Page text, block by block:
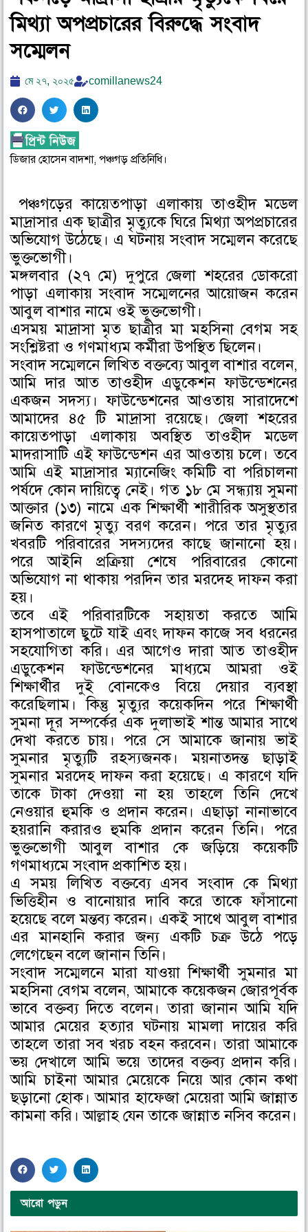
মিথ্যা অপপ্রচারের বিরুদ্ধে সংবাদ
সম্মেলন
মে ২৭, ২০২৫ comillanews24
S
h
a
r
n
f
a
c
e
b
o
o
S
h
a
r
n
t
w
i
t
S
h
r
n
i
k
ডিজার হোসেন বাদশা, পঞ্চগড় প্রতিনিধি।
পঞ্চগড়ের কায়েতপাড়া এলাকায় তাওহীদ মডেল
মাদ্রাসার এক ছাত্রীর মৃত্যুকে ঘিরে মিথ্যা অপপ্রচারের
অভিযোগ উঠেছে। এ ঘটনায় সংবাদ সম্মেলন করেছে
ভুক্তভোগী।
মঙ্গলবার (২৭ মে) দুপুরে জেলা শহরের ডোকরো
পাড়া এলাকায় সংবাদ সম্মেলনের আয়োজন করেন
আবুল বাশার নামে ওই ভূক্তভোগী।
এসময় মাদ্রাসা মৃত ছাত্রীর মা মহসিনা বেগম সহ
সংশ্লিষ্টরা ও গণমাধ্যম কর্মীরা উপস্থিত ছিলেন।
সংবাদ সম্মেলনে লিখিত বক্তব্যে আবুল বাশার বলেন,
আমি দার আত তাওহীদ এডুকেশন ফাউন্ডেশনের
একজন সদস্য। ফাউন্ডেশনের আওতায় সারাদেশে
আমাদের ৪৫ টি মাদ্রাসা রয়েছে। জেলা শহরের
কায়েতপাড়া এলাকায় অবস্থিত তাওহীদ মডেল
মাদরাসাটি এই ফাউন্ডেশন এর আওতায় চলে। তবে
আমি এই মাদ্রাসার ম্যানেজিং কমিটি বা পরিচালনা
পর্ষদে কোন দায়িত্বে নেই। গত ১৮ মে সন্ধ্যায় সুমনা
আক্তার (১৩) নামে এক শিক্ষার্থী শারীরিক অসুস্থতার
জনিত কারণে মৃত্যু বরণ করেন। পরে তার মৃত্যুর
খবরটি পরিবারের সদস্যদের কাছে জানানো হয়।
পরে আইনি প্রক্রিয়া শেষে পরিবারের কোনো
অভিযোগ না থাকায় পরদিন তার মরদেহ দাফন করা
হয়।
তবে এই পরিবারটিকে সহায়তা করতে আমি
হাসপাতালে ছুটে যাই এবং দাফন কাজে সব ধরনের
সহযোগিতা করি। এর আগেও দারা আত তাওহীদ
এডুকেশন ফাউন্ডেশনের মাধ্যমে আমরা ওই
শিক্ষার্থীর দুই বোনকেও বিয়ে দেয়ার ব্যবস্থা
করেছিলাম। কিন্তু মৃত্যুর কয়েকদিন পরে শিক্ষার্থী
সুমনা দূর সম্পর্কের এক দুলাভাই শান্ত আমার সাথে
দেখা করতে চায়। পরে সে আমাকে জানায় ভাই
সুমনার মৃত্যুটি রহস্যজনক। ময়নাতদন্ত ছাড়াই
সুমনার মরদেহ দাফন করা হয়েছে। এ কারণে যদি
তাকে টাকা দেওয়া না হয় তাহলে তিনি দেখে
নেওয়ার হুমকি ও প্রদান করেন। এছাড়া নানাভাবে
হয়রানি করারও হুমকি প্রদান করেন তিনি। পরে
ভুক্তভোগী আবুল বাশার কে জড়িয়ে কয়েকটি
গণমাধ্যমে সংবাদ প্রকাশিত হয়।
এ সময় লিখিত বক্তব্যে এসব সংবাদ কে মিথ্যা
ভিত্তিহীন ও বানোয়ার দাবি করে তাকে ফাঁসানো
হয়েছে বলে মন্তব্য করেন। একই সাথে আবুল বাশার
এর মানহানি করার জন্য একটি চক্র উঠে পড়ে
লেগেছেন বলে জানান তিনি।
সংবাদ সম্মেলনে মারা যাওয়া শিক্ষার্থী সুমনার মা
মহসিনা বেগম বলেন, আমাকে কয়েকজন জোরপূর্বক
ভাবে বক্তব্য দিতে বলেন। তারা জানান আমি যদি
আমার মেয়ের হত্যার ঘটনায় মামলা দায়ের করি
তাহলে তারা সব খরচ বহন করবেন। তারা আমাকে
ভয় দেখালে আমি ভয়ে তাদের বক্তব্য প্রদান করি।
আমি চাইনা আমার মেয়েকে নিয়ে আর কোন কথা
ছড়ানো হোক। আমার হাফেজা মেয়েরা আমি জান্নাত
কামনা করি। আল্লাহ যেন তাকে জান্নাত নসিব করেন।
S
h
S
h
a
S
h
আরো পড়ুন